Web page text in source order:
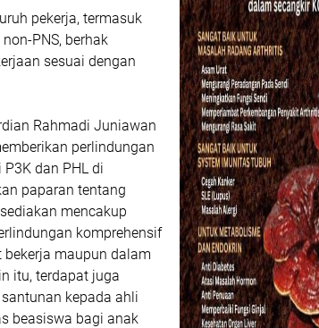
pekerja, termasuk
PNS, berhak
sesuai dengan
Rahmadi Juniawan
perlindungan
dan PHL di
paparan tentang
mencakup
komprehensif
maupun dalam
itu, terdapat juga
kepada ahli
beasiswa bagi anak